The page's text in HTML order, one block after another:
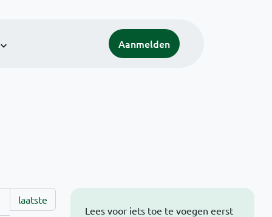
Aanmelden
Lees voor iets toe te voegen eerst
laatste